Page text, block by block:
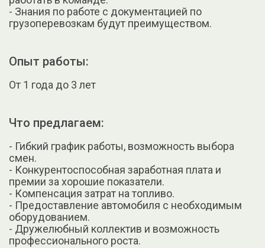
- Знания по работе с документацией по
грузоперевозкам будут преимуществом.
Опыт работы:
От 1 года до 3 лет
Что предлагаем:
- Гибкий график работы, возможность выбора
смен.
- Конкурентоспособная заработная плата и
премии за хорошие показатели.
- Компенсация затрат на топливо.
- Предоставление автомобиля с необходимым
оборудованием.
- Дружелюбный коллектив и возможность
профессионального роста.